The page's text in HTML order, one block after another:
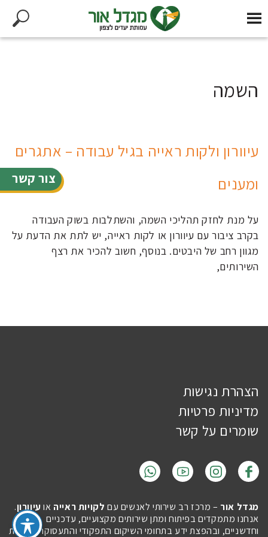
צור קשר
השמה
עיוורון ולקות ראייה בגיל עבודה – אתגרים
ומענים
על מנת לחזק תהליכי השמה, והשתלבות בשוק העבודה
בקרב ציבור עם עיוורון או לקות ראייה, יש לתת את הדעת על
מגוון רחב של היבטים. בנוסף, חשוב להכיר את רצף
השירותים,
הצהרת נגישות
מדיניות פרטיות
שומרים על קשר
מגדל אור – מרכז רב שירותי לאנשים עם לקויות ראייה אועיוורון.
אנחנו מתמקדים בפיתוח ומתן שירותים מקצועיים, עדכניים
וחדשניים, ובהפצת ידע בתחומי השיקום התפקודי והתעסוקה, לטובת